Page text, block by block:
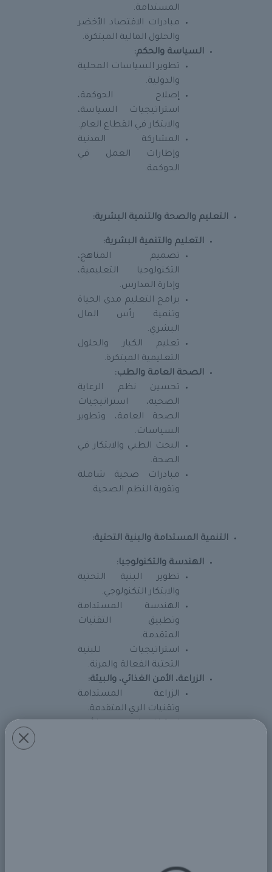
المستدامة.
مبادرات الاقتصاد الأخضر
والحلول المالية المبتكرة.
السياسة والحكم:
تطوير السياسات المحلية
والدولية.
إصلاح الحوكمة،
استراتيجيات السياسة،
والابتكار في القطاع العام.
المشاركة المدنية
وإطارات العمل في
الحوكمة.
التعليم والصحة والتنمية البشرية:
التعليم والتنمية البشرية:
تصميم المناهج،
التكنولوجيا التعليمية،
وإدارة المدارس.
برامج التعليم مدى الحياة
وتنمية رأس المال
البشري.
تعليم الكبار والحلول
التعليمية المبتكرة.
الصحة العامة والطب:
تحسين نظم الرعاية
الصحية، استراتيجيات
الصحة العامة، وتطوير
السياسات.
البحث الطبي والابتكار في
الصحة.
مبادرات صحية شاملة
وتقوية النظم الصحية.
التنمية المستدامة والبنية التحتية:
الهندسة والتكنولوجيا:
تطوير البنية التحتية
والابتكار التكنولوجي.
الهندسة المستدامة
وتطبيق التقنيات
المتقدمة.
استراتيجيات للبنية
التحتية الفعالة والمرنة.
الزراعة، الأمن الغذائي، والبيئة:
الزراعة المستدامة
وتقنيات الري المتقدمة.
الثقافة والفنون: